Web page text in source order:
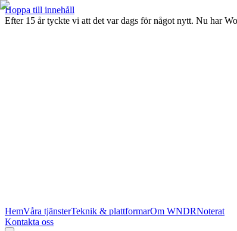
Hoppa till innehåll
Efter 15 år tyckte vi att det var dags för något nytt. Nu har
HemVåra tjänsterTeknik & plattformarOm WNDRNoterat
Kontakta oss